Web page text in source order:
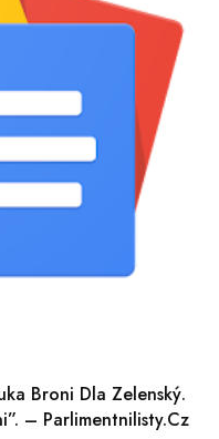
Broni Dla Zelenský.
– Parlimentnilisty.cz